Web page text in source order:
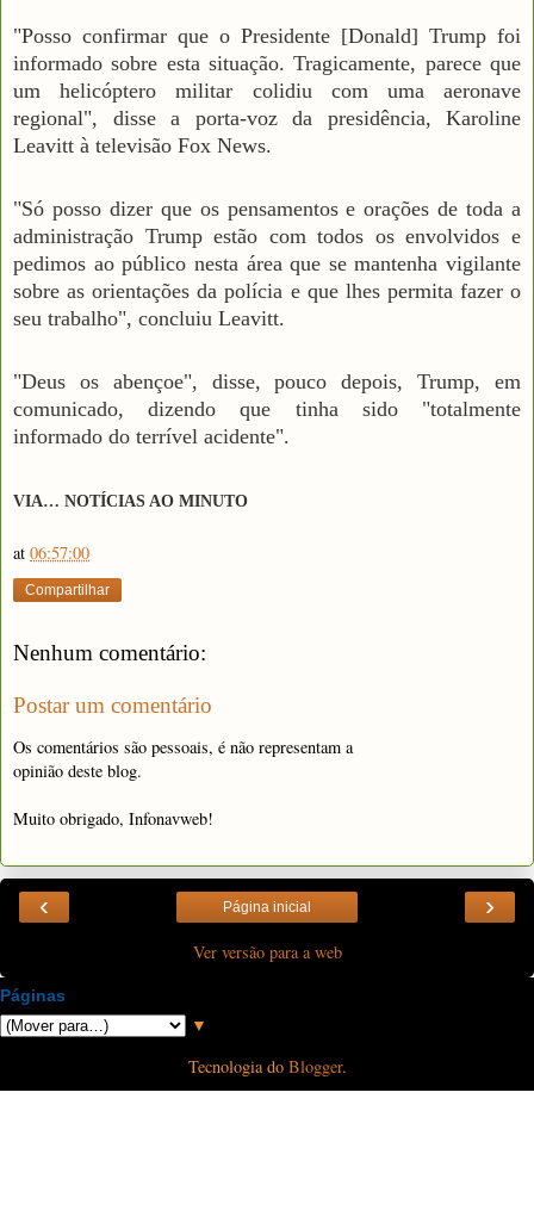
"Posso confirmar que o Presidente [Donald] Trump foi
informado sobre esta situação. Tragicamente, parece que
um helicóptero militar colidiu com uma aeronave
regional", disse a porta-voz da presidência, Karoline
Leavitt à televisão Fox News.
"Só posso dizer que os pensamentos e orações de toda a
administração Trump estão com todos os envolvidos e
pedimos ao público nesta área que se mantenha vigilante
sobre as orientações da polícia e que lhes permita fazer o
seu trabalho", concluiu Leavitt.
"Deus os abençoe", disse, pouco depois, Trump, em
comunicado, dizendo que tinha sido "totalmente
informado do terrível acidente".
VIA… NOTÍCIAS AO MINUTO
at 06:57:00
Compartilhar
Nenhum comentário:
Postar um comentário
Os comentários são pessoais, é não representam a
opinião deste blog.
Muito obrigado, Infonavweb!
‹ ›
Página inicial
Ver versão para a web
Páginas
▼
Tecnologia do Blogger.